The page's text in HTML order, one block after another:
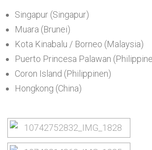
Singapur (Singapur)
Muara (Brunei)
Kota Kinabalu / Borneo (Malaysia)
Puerto Princesa Palawan
Coron Island (Philippinen)
Hongkong (China)